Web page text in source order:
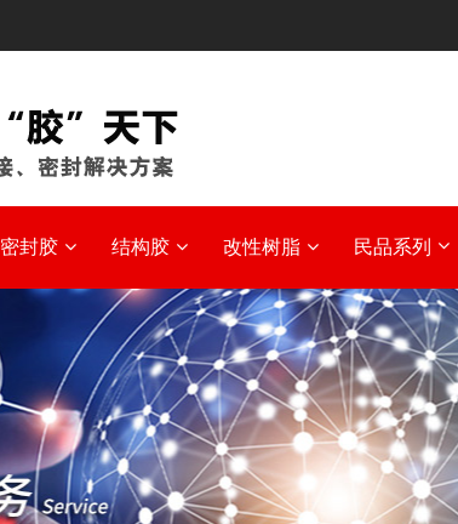
密封胶 结构胶 改性树脂 民品系列